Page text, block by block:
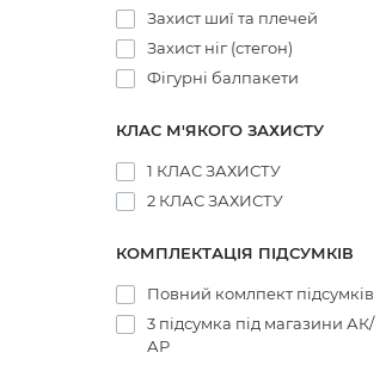
Захист шиї та плечей
Захист ніг (стегон)
Фігурні балпакети
КЛАС М'ЯКОГО ЗАХИСТУ
1 КЛАС ЗАХИСТУ
2 КЛАС ЗАХИСТУ
КОМПЛЕКТАЦІЯ ПІДСУМКІВ
Повний комлпект підсумків
3 підсумка під магазини АК/
АР